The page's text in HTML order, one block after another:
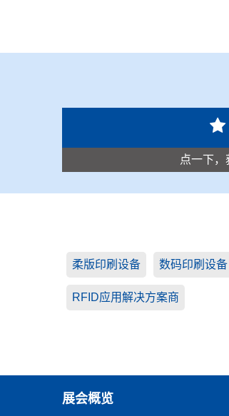
点一下
柔版印刷设备 数码印刷设备
RFID应用解决方案商
展会概览